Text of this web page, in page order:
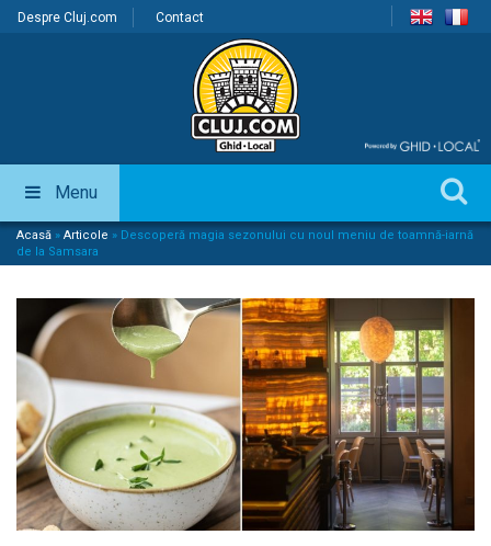
Despre Cluj.com Contact
Menu
Acasă » Articole » Descoperă magia sezonului cu noul meniu de toamnă-iarnă
de la Samsara